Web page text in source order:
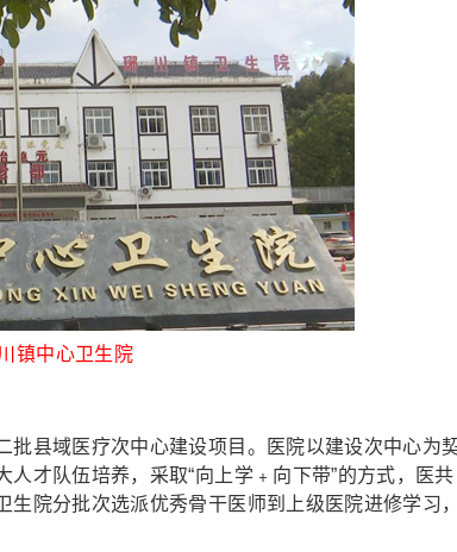
镇中心卫生院
县域医疗次中心建设项目。医院以建设次中心为
才队伍培养，采取“向上学﹢向下带”的方式，医共
院分批次选派优秀骨干医师到上级医院进修学习，